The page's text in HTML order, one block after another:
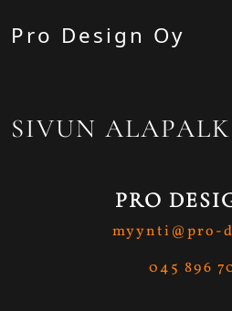
Pro Design Oy
SIVUN
PRO
myynti@pro-
045 896